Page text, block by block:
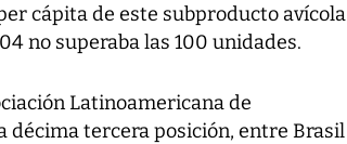
cápita de este subproducto avícola
no superaba las 100 unidades.
Latinoamericana de
décima tercera posición, entre Brasil